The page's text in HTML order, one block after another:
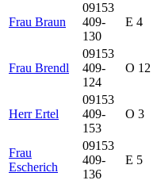
Frau Braun
09153
409-
130
E 4
Frau Brendl
09153
409-
124
O 12
Herr Ertel
09153
409-
153
O 3
Frau
Escherich
09153
409-
136
E 5